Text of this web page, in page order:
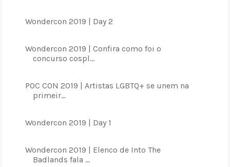
Wondercon 2019 | Day 2
Wondercon 2019 | Confira como foi o
concurso cospl...
POC CON 2019 | Artistas LGBTQ+ se unem na
primeir...
Wondercon 2019 | Day 1
Wondercon 2019 | Elenco de Into The
Badlands fala ...